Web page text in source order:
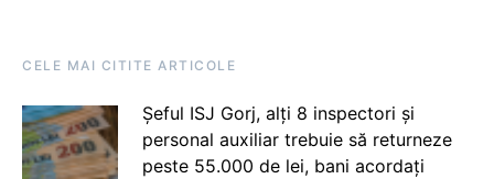
CELE MAI CITITE ARTICOLE
Șeful ISJ Gorj, alți 8 inspectori și
personal auxiliar trebuie să returneze
peste 55.000 de lei, bani acordați